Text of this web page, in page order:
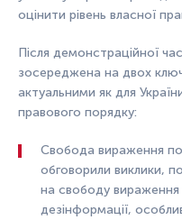
оцінити рівень власної
Після демонстраційної
зосереджена на двох
актуальними як для
правового порядку:
Свобода вираження
обговорили виклики,
на свободу вираження
дезінформації,